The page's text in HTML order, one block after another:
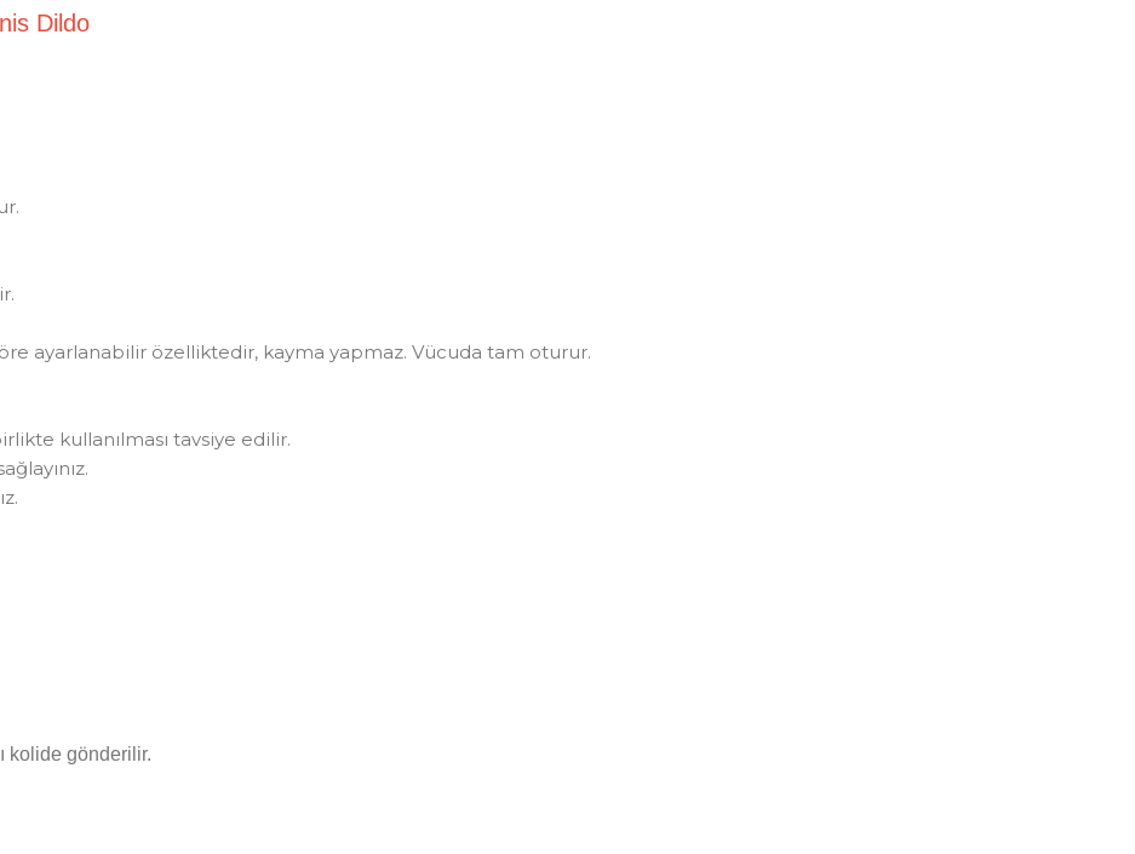
Penis Dildo
ayarlanabilir özelliktedir, kayma yapmaz. Vücuda tam oturur.
kullanılması tavsiye edilir.
kolide gönderilir.